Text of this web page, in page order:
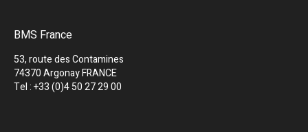
BMS France
53, route des Contamines
74370 Argonay FRANCE
Tel : +33 (0)4 50 27 29 00